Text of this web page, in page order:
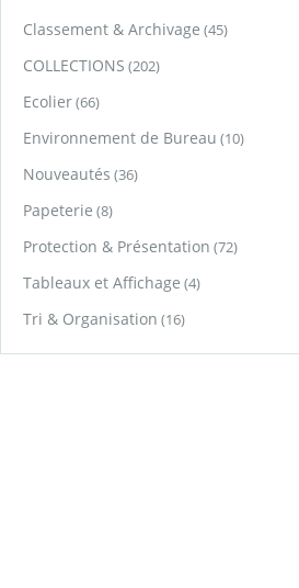
Classement & Archivage (45)
COLLECTIONS (202)
Ecolier(66)
Environnement de Bureau (10)
Nouveautés (36)
Papeterie (8)
Protection & Présentation (72)
Tableaux et Affichage (4)
Tri & Organisation (16)